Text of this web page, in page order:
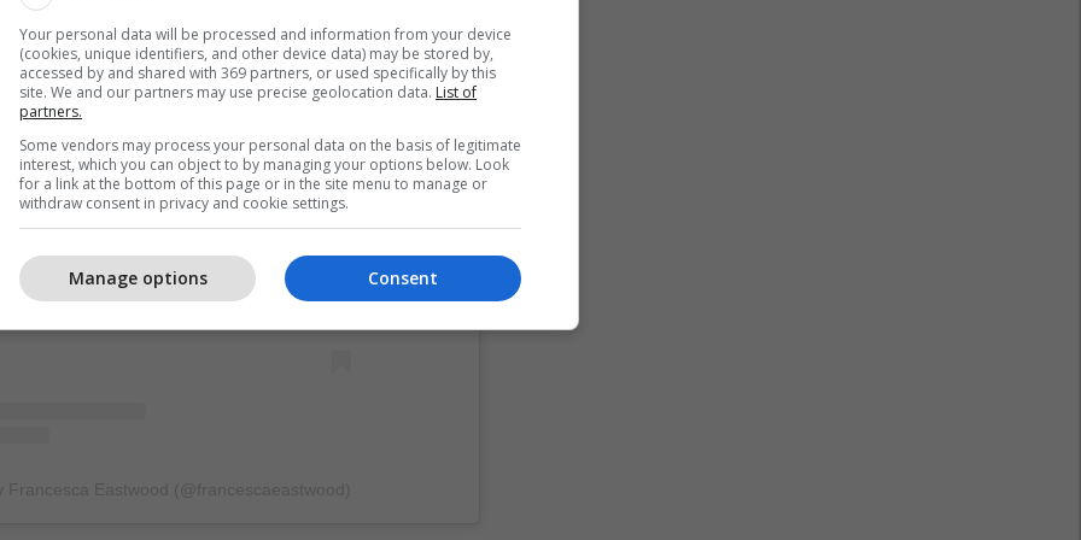
View this post on Instagram
Your personal data will be processed and information from your device
(cookies, unique identifiers, and other device data) may be stored by,
accessed by and shared with 369 partners, or used specifically by this
site. We and our partners may use precise geolocation data. List of
partners.
Some vendors may process your personal data on the basis of legitimate
interest, which you can object to by managing your options below. Look
for a link at the bottom of this page or in the site menu to manage or
withdraw consent in privacy and cookie settings.
Consent
Manage options